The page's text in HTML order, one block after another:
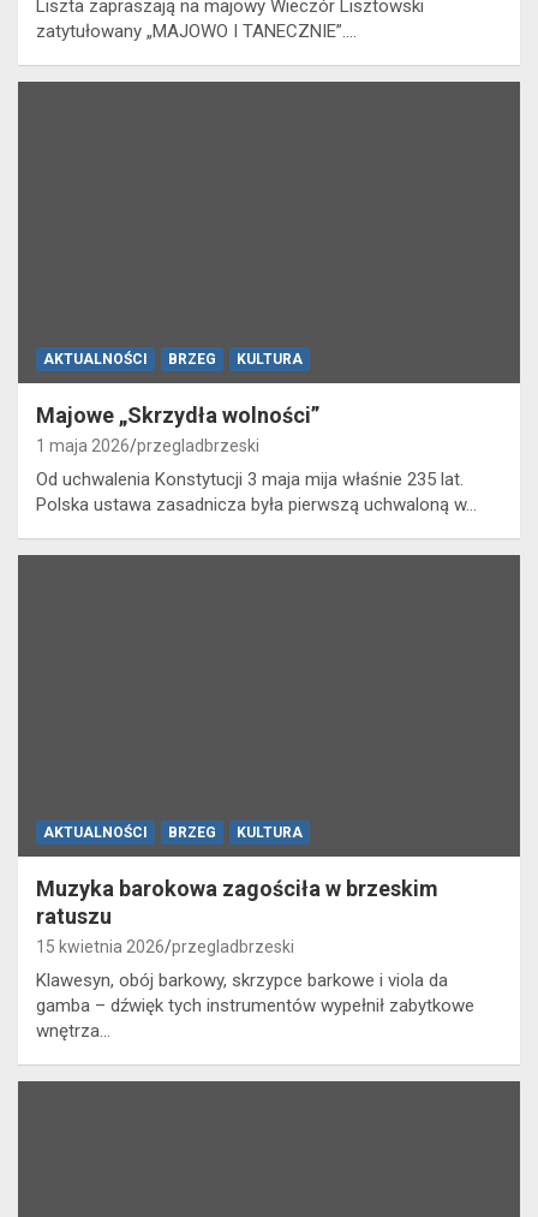
Liszta zapraszają na majowy Wieczór Lisztowski
zatytułowany „MAJOWO I TANECZNIE”.…
AKTUALNOŚCI BRZEG KULTURA
Majowe „Skrzydła wolności”
1 maja 2026 przegladbrzeski
Od uchwalenia Konstytucji 3 maja mija właśnie 235 lat.
Polska ustawa zasadnicza była pierwszą uchwaloną w…
AKTUALNOŚCI BRZEG KULTURA
Muzyka barokowa zagościła w brzeskim
ratuszu
15 kwietnia 2026 przegladbrzeski
Klawesyn, obój barkowy, skrzypce barkowe i viola da
gamba – dźwięk tych instrumentów wypełnił zabytkowe
wnętrza…